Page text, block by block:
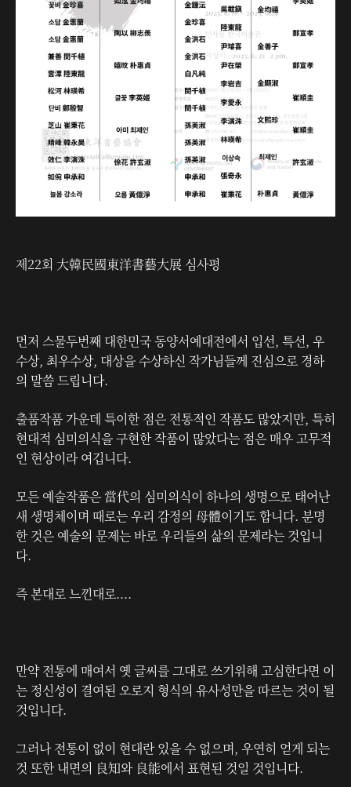
제22회 大韓民國東洋書藝大展 심사평
먼저 스물두번째 대한민국 동양서예대전에서 입선, 특선, 우
수상, 최우수상, 대상을 수상하신 작가님들께 진심으로 경하
의 말씀 드립니다.
출품작품 가운데 특이한 점은 전통적인 작품도 많았지만, 특히
현대적 심미의식을 구현한 작품이 많았다는 점은 매우 고무적
인 현상이라 여깁니다.
모든 예술작품은 當代의 심미의식이 하나의 생명으로 태어난
새 생명체이며 때로는 우리 감정의 母體이기도 합니다. 분명
한 것은 예술의 문제는 바로 우리들의 삶의 문제라는 것입니
다.
즉 본대로 느낀대로....
만약 전통에 매여서 옛 글씨를 그대로 쓰기위해 고심한다면 이
는 정신성이 결여된 오로지 형식의 유사성만을 따르는 것이 될
것입니다.
그러나 전통이 없이 현대란 있을 수 없으며, 우연히 얻게 되는
것 또한 내면의 良知와 良能에서 표현된 것일 것입니다.